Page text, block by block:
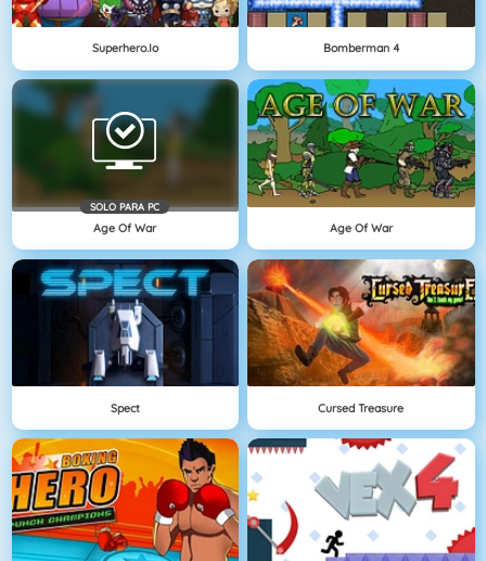
Superhero.io Bomberman 4
SOLO PARA PC
Age Of War Age Of War
Spect Cursed Treasure